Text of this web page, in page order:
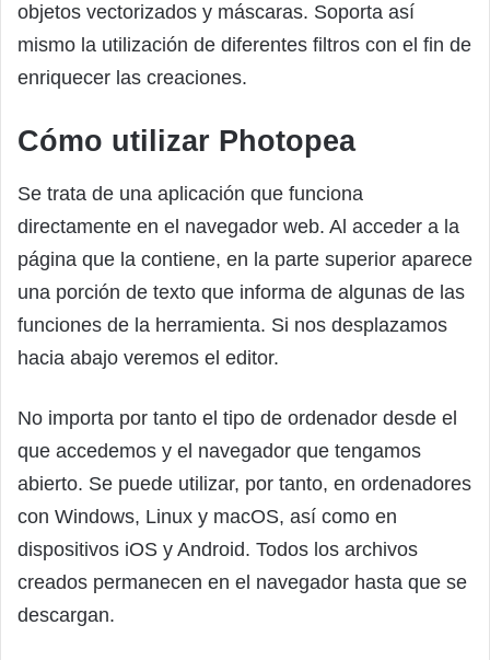
objetos vectorizados y máscaras. Soporta así
mismo la utilización de diferentes filtros con el fin de
enriquecer las creaciones.
Cómo utilizar Photopea
Se trata de una aplicación que funciona
directamente en el navegador web. Al acceder a la
página que la contiene, en la parte superior aparece
una porción de texto que informa de algunas de las
funciones de la herramienta. Si nos desplazamos
hacia abajo veremos el editor.
No importa por tanto el tipo de ordenador desde el
que accedemos y el navegador que tengamos
abierto. Se puede utilizar, por tanto, en ordenadores
con Windows, Linux y macOS, así como en
dispositivos iOS y Android. Todos los archivos
creados permanecen en el navegador hasta que se
descargan.